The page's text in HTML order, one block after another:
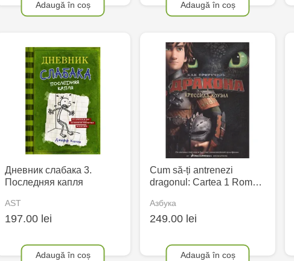
Adaugă în coș Adaugă în coș
Дневник слабака 3.
Последняя капля
AST
197.00 lei
Adaugă în coș
Cum să-ți antrenezi
dragonul: Cartea 1 Rom…
Азбука
249.00 lei
Adaugă în coș